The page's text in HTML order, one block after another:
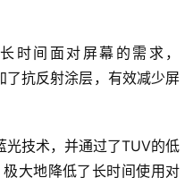
时间面对屏幕的需求，
抗反射涂层，有效减少屏
光技术，并通过了TUV的低
大地降低了长时间使用对